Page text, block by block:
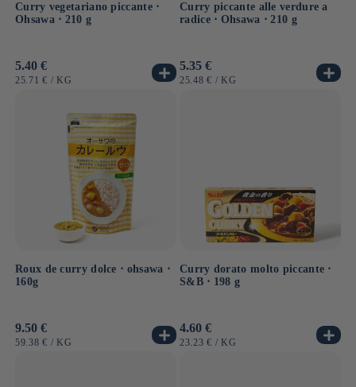
Curry vegetariano piccante ⋅
Ohsawa ⋅ 210 g
Prezzo
di
5.40 €
PREZZO
25.71 € / PER
KG
Curry piccante alle verdure a
radice ⋅ Ohsawa ⋅ 210 g
Prezzo
di
5.35 €
PREZZO
25.48 € / PER
KG
Roux de curry dolce ⋅ ohsawa ⋅
160g
Prezzo
di
9.50 €
PREZZO
59.38 € / PER
KG
Curry dorato molto piccante ⋅
S&B ⋅ 198 g
Prezzo
di
4.60 €
PREZZO
23.23 € / PER
KG